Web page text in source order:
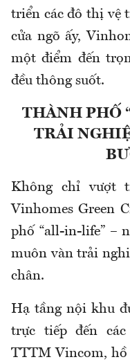
triển các đô thị vệ
cửa ngõ ấy,
một điểm đến
đều thông suốt.
THÀNH PHỐ
TRẢI
Không chỉ vượt
Vinhomes Green
phố “all-in-life” –
muôn vàn trải
chân.
Hạ tầng nội khu
trực tiếp đến
TTTM Vincom, hồ